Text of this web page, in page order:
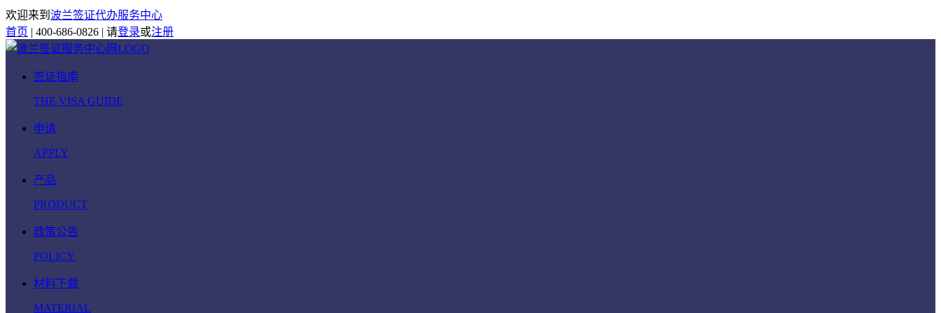
欢迎来到 波兰签证代办服务中心
首页 | 400-686-0826 | 请登录或注册
签证指南
THE VISA GUIDE
申请
APPLY
产品
PRODUCT
政策公告
POLICY
材料下载
MATERIAL